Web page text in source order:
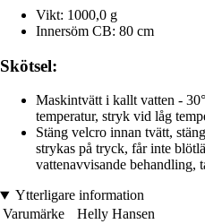
Vikt: 1000,0 g
Innersöm CB: 80 cm
Skötsel:
Maskintvätt i kallt vatten -
temperatur, stryk vid låg
Stäng velcro innan tvätt,
strykas på tryck, får inte
vattenavvisande behandling,
Ytterligare information
Varumärke
Helly Hansen